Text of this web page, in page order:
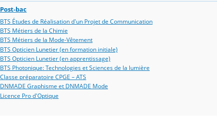
Post-bac
BTS Études de Réalisation d'un Projet de Communication
BTS Métiers de la Chimie
BTS Métiers de la Mode-Vêtement
BTS Opticien Lunetier (en formation initiale)
BTS Opticien Lunetier (en apprentissage)
BTS Photonique: Technologies et Sciences de la lumière
Classe préparatoire CPGE – ATS
DNMADE Graphisme et DNMADE Mode
Licence Pro d'Optique